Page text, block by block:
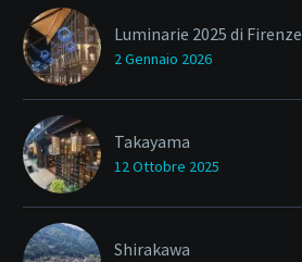
Luminarie 2025 di Firenze
2 Gennaio 2026
Takayama
12 Ottobre 2025
Shirakawa